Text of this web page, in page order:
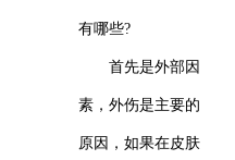
有哪些?
首先是外部因
素，外伤是主要的
原因，如果在皮肤